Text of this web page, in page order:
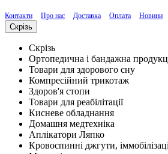
Контакти Про нас Доставка Оплата Новини
Скрізь
Скрізь
Ортопедична і бандажна
Товари для здорового сну
Компресійний трикотаж
Здоров'я стопи
Товари для реабілітації
Кисневе обладнання
Домашня медтехніка
Аплікатори Ляпко
Кровоспинні джгути,